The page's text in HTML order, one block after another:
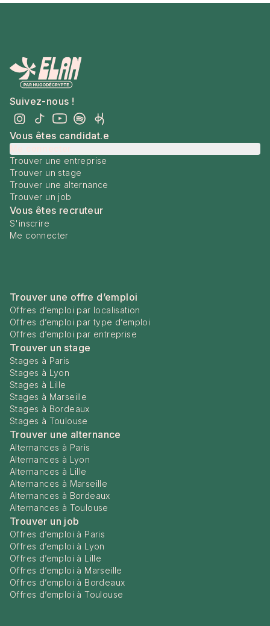
Suivez-nous !
Vous êtes candidat.e
Trouver une entreprise
Trouver un stage
Trouver une alternance
Trouver un job
Vous êtes recruteur
S'inscrire
Me connecter
Trouver une offre d’emploi
Offres d’emploi par localisation
Offres d’emploi par type d’emploi
Offres d’emploi par entreprise
Trouver un stage
Stages à Paris
Stages à Lyon
Stages à Lille
Stages à Marseille
Stages à Bordeaux
Stages à Toulouse
Trouver une alternance
Alternances à Paris
Alternances à Lyon
Alternances à Lille
Alternances à Marseille
Alternances à Bordeaux
Alternances à Toulouse
Trouver un job
Offres d’emploi à Paris
Offres d’emploi à Lyon
Offres d’emploi à Lille
Offres d’emploi à Marseille
Offres d’emploi à Bordeaux
Offres d’emploi à Toulouse